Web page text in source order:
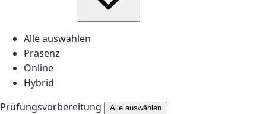
Alle auswählen
Präsenz
Online
Hybrid
Prüfungsvorbereitung
Alle auswählen